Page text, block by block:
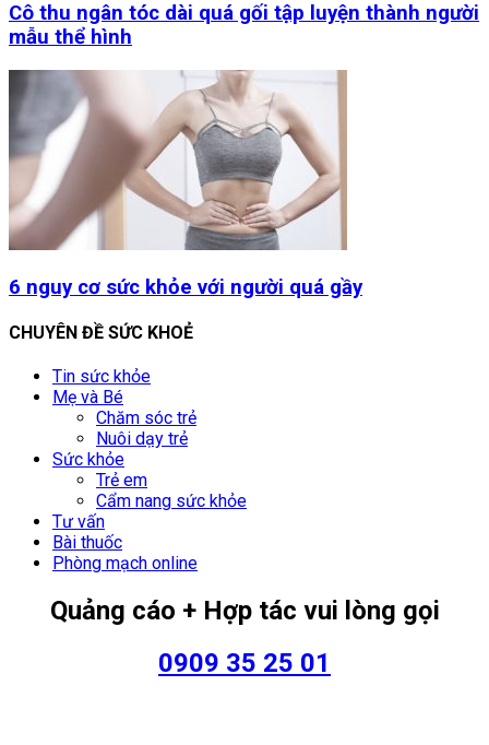
Cô thu ngân tóc dài quá gối tập luyện thành người
mẫu thể hình
6 nguy cơ sức khỏe với người quá gầy
CHUYÊN ĐỀ SỨC KHOẺ
Tin sức khỏe
Mẹ và Bé
Chăm sóc trẻ
Nuôi dạy trẻ
Sức khỏe
Trẻ em
Cẩm nang sức khỏe
Tư vấn
Bài thuốc
Phòng mạch online
Quảng cáo + Hợp tác vui lòng gọi
0909 35 25 01